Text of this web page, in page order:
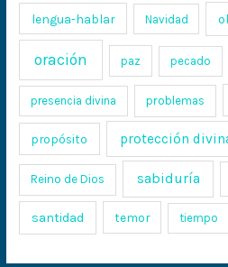
lengua-hablar Navidad
oración paz pecado
presencia divina problemas
propósito protección
Reino de Dios sabiduría
santidad temor tiempo